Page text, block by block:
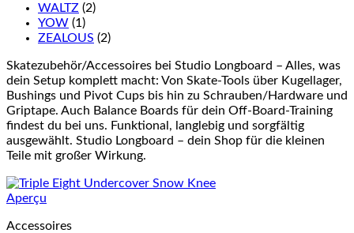
WALTZ (2)
YOW (1)
ZEALOUS (2)
Skatezubehör/Accessoires bei Studio Longboard – Alles, was
dein Setup komplett macht: Von Skate-Tools über Kugellager,
Bushings und Pivot Cups bis hin zu Schrauben/Hardware und
Griptape. Auch Balance Boards für dein Off-Board-Training
findest du bei uns. Funktional, langlebig und sorgfältig
ausgewählt. Studio Longboard – dein Shop für die kleinen
Teile mit großer Wirkung.
Aperçu
Accessoires